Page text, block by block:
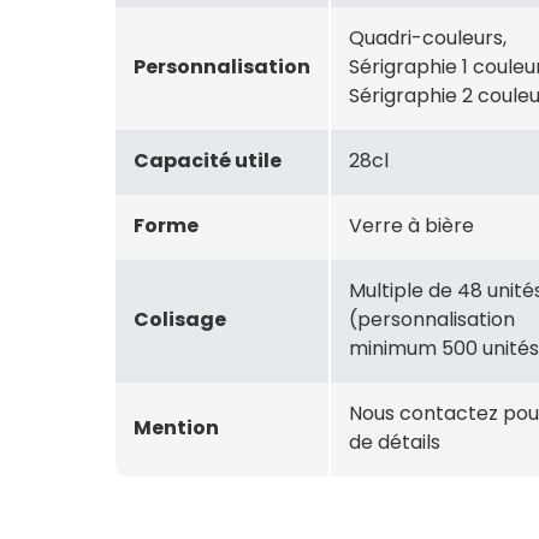
Personnalisation
Quadri-couleurs,
Sérigraphie 1
Sérigraphie 2
Capacité utile 28cl
Forme Verre à bière
Colisage
Multiple de 48
(personnalisation
minimum 500
Mention
Nous contactez
de détails